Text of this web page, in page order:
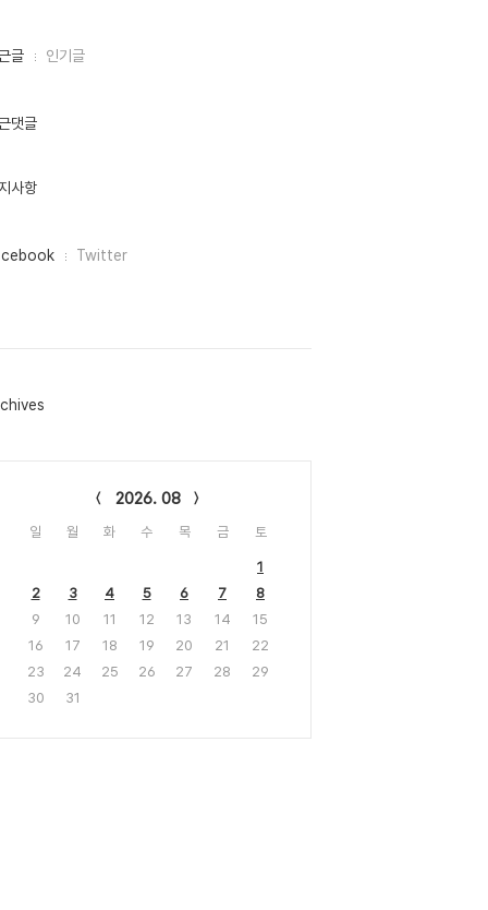
글 인기글
댓글
사항
Twitter
2026. 08
일 월 화 수 목 금 토
1
2
3 4 5 6 7
8
9
10 11 12 13 14
15
16
17 18 19 20 21
22
23
24 25 26 27 28
29
30
31